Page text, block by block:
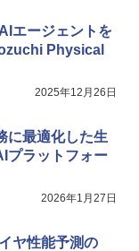
エージェントを
Physical
2025年12月26日
に最適化した生
プラットフォー
2026年1月27日
ヤ性能予測の